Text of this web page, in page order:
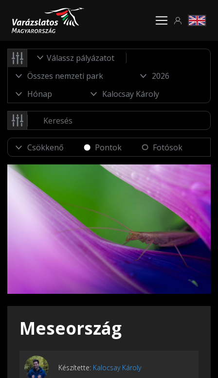
Válassz pályázatot
Pontok Fotósok
Meseország
Készítette: Kalocsay Károly